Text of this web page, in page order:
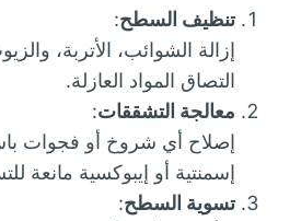
تنظيف السطح:
إزالة الشوائب، الأتربة،
التصاق المواد العازلة.
معالجة التشققات:
إصلاح أي شروخ أو فجوات
إسمنتية أو إيبوكسية مانعة
تسوية السطح: